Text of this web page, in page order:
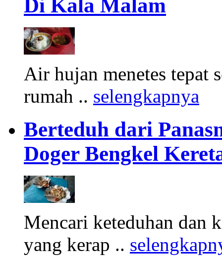
Di Kala Malam
Air hujan menetes tepat
rumah .. selengkapnya
Berteduh dari
Doger Bengkel
Mencari keteduhan dan
yang kerap ..